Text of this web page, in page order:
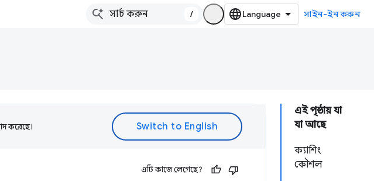
/ সাইন-ইন করুন
এই পৃষ্ঠায় যা
যা আছে
ক্যাশিং
কৌশল
করেছে।
এটি কাজে লেগেছে?